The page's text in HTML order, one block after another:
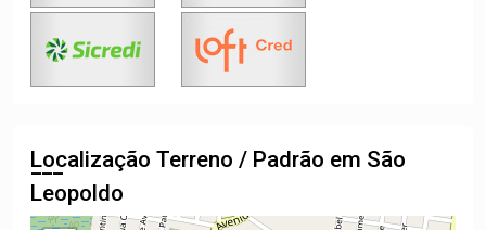
Localização Terreno / Padrão em São
Leopoldo